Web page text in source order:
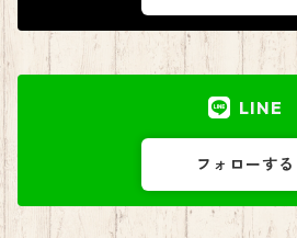
LINE
フォローする